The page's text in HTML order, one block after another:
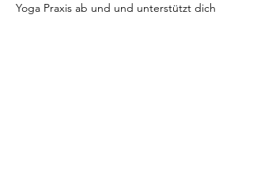
Yoga Praxis ab und und unterstützt dich